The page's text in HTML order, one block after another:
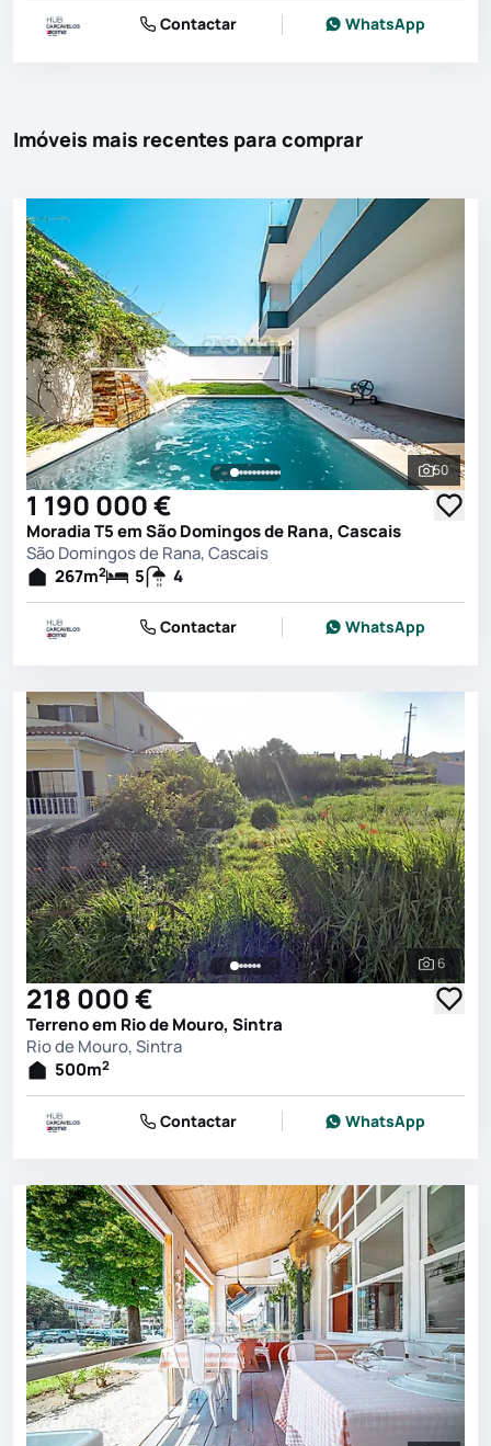
Contactar WhatsApp
Imóveis mais recentes para comprar
Ver
50
1 190 000 €
Moradia T5 em São Domingos de Rana, Cascais
São Domingos de Rana, Cascais
267m2 5 4
Contactar WhatsApp
Ver
6
218 000 €
Terreno em Rio de Mouro, Sintra
Rio de Mouro, Sintra
500m2
Contactar WhatsApp